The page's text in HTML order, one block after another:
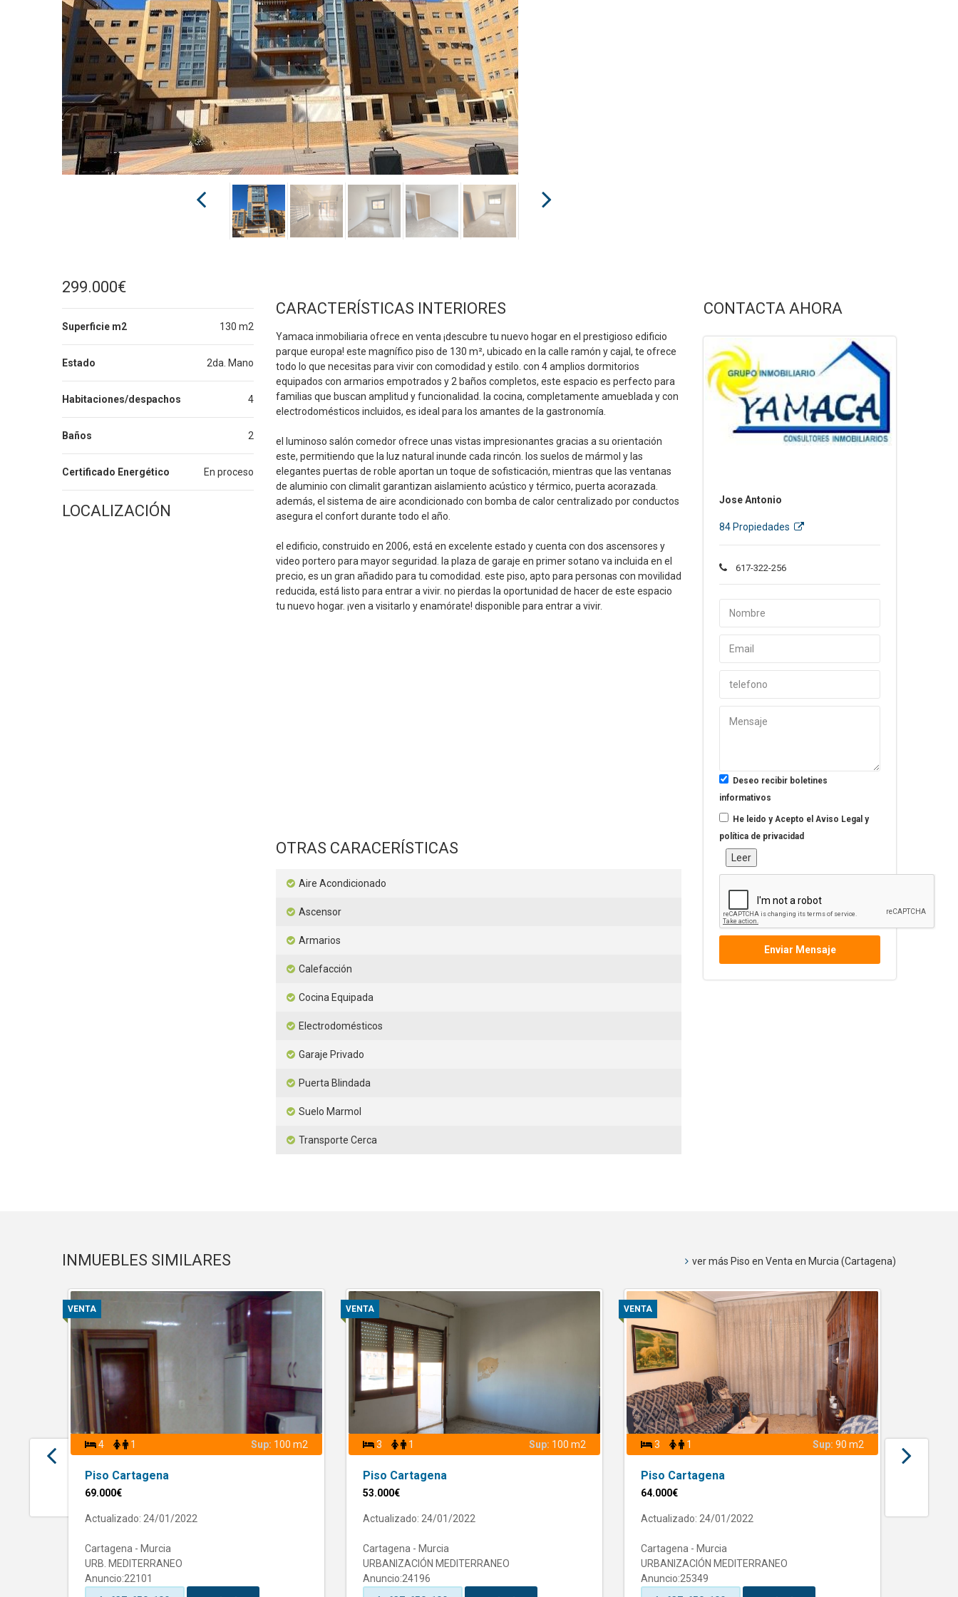
299.000€
Superficie m2 130 m2
Estado 2da. Mano
Habitaciones/despachos 4
Baños 2
Certificado Energético En proceso
LOCALIZACIÓN
CARACTERÍSTICAS INTERIORES
Yamaca inmobiliaria ofrece en venta ¡descubre tu nuevo hogar en el prestigioso edificio
parque europa! este magnífico piso de 130 m², ubicado en la calle ramón y cajal, te ofrece
todo lo que necesitas para vivir con comodidad y estilo. con 4 amplios dormitorios
equipados con armarios empotrados y 2 baños completos, este espacio es perfecto para
familias que buscan amplitud y funcionalidad. la cocina, completamente amueblada y con
electrodomésticos incluidos, es ideal para los amantes de la gastronomía.
el luminoso salón comedor ofrece unas vistas impresionantes gracias a su orientación
este, permitiendo que la luz natural inunde cada rincón. los suelos de mármol y las
elegantes puertas de roble aportan un toque de sofisticación, mientras que las ventanas
de aluminio con climalit garantizan aislamiento acústico y térmico, puerta acorazada.
además, el sistema de aire acondicionado con bomba de calor centralizado por conductos
asegura el confort durante todo el año.
el edificio, construido en 2006, está en excelente estado y cuenta con dos ascensores y
video portero para mayor seguridad. la plaza de garaje en primer sotano va incluida en el
precio, es un gran añadido para tu comodidad. este piso, apto para personas con movilidad
reducida, está listo para entrar a vivir. no pierdas la oportunidad de hacer de este espacio
tu nuevo hogar. ¡ven a visitarlo y enamórate! disponible para entrar a vivir.
OTRAS CARACERÍSTICAS
Aire Acondicionado
Ascensor
Armarios
Calefacción
Cocina Equipada
Electrodomésticos
Garaje Privado
Puerta Blindada
Suelo Marmol
Transporte Cerca
CONTACTA AHORA
Jose Antonio
84 Propiedades
617-322-256
Deseo recibir boletines
informativos
He leido y Acepto el Aviso Legal y
política de privacidad
Leer
Enviar Mensaje
INMUEBLES SIMILARES ver más Piso en Venta en Murcia (Cartagena)
VENTA
4 1 Sup: 100 m2
Piso Cartagena
69.000€
Actualizado: 24/01/2022
Cartagena - Murcia
URB. MEDITERRANEO
Anuncio:22101
VENTA
3 1 Sup: 100 m2
Piso Cartagena
53.000€
Actualizado: 24/01/2022
Cartagena - Murcia
URBANIZACIÓN MEDITERRANEO
Anuncio:24196
VENTA
3 1 Sup: 90 m2
Piso Cartagena
64.000€
Actualizado: 24/01/2022
Cartagena - Murcia
URBANIZACIÓN MEDITERRANEO
Anuncio:25349